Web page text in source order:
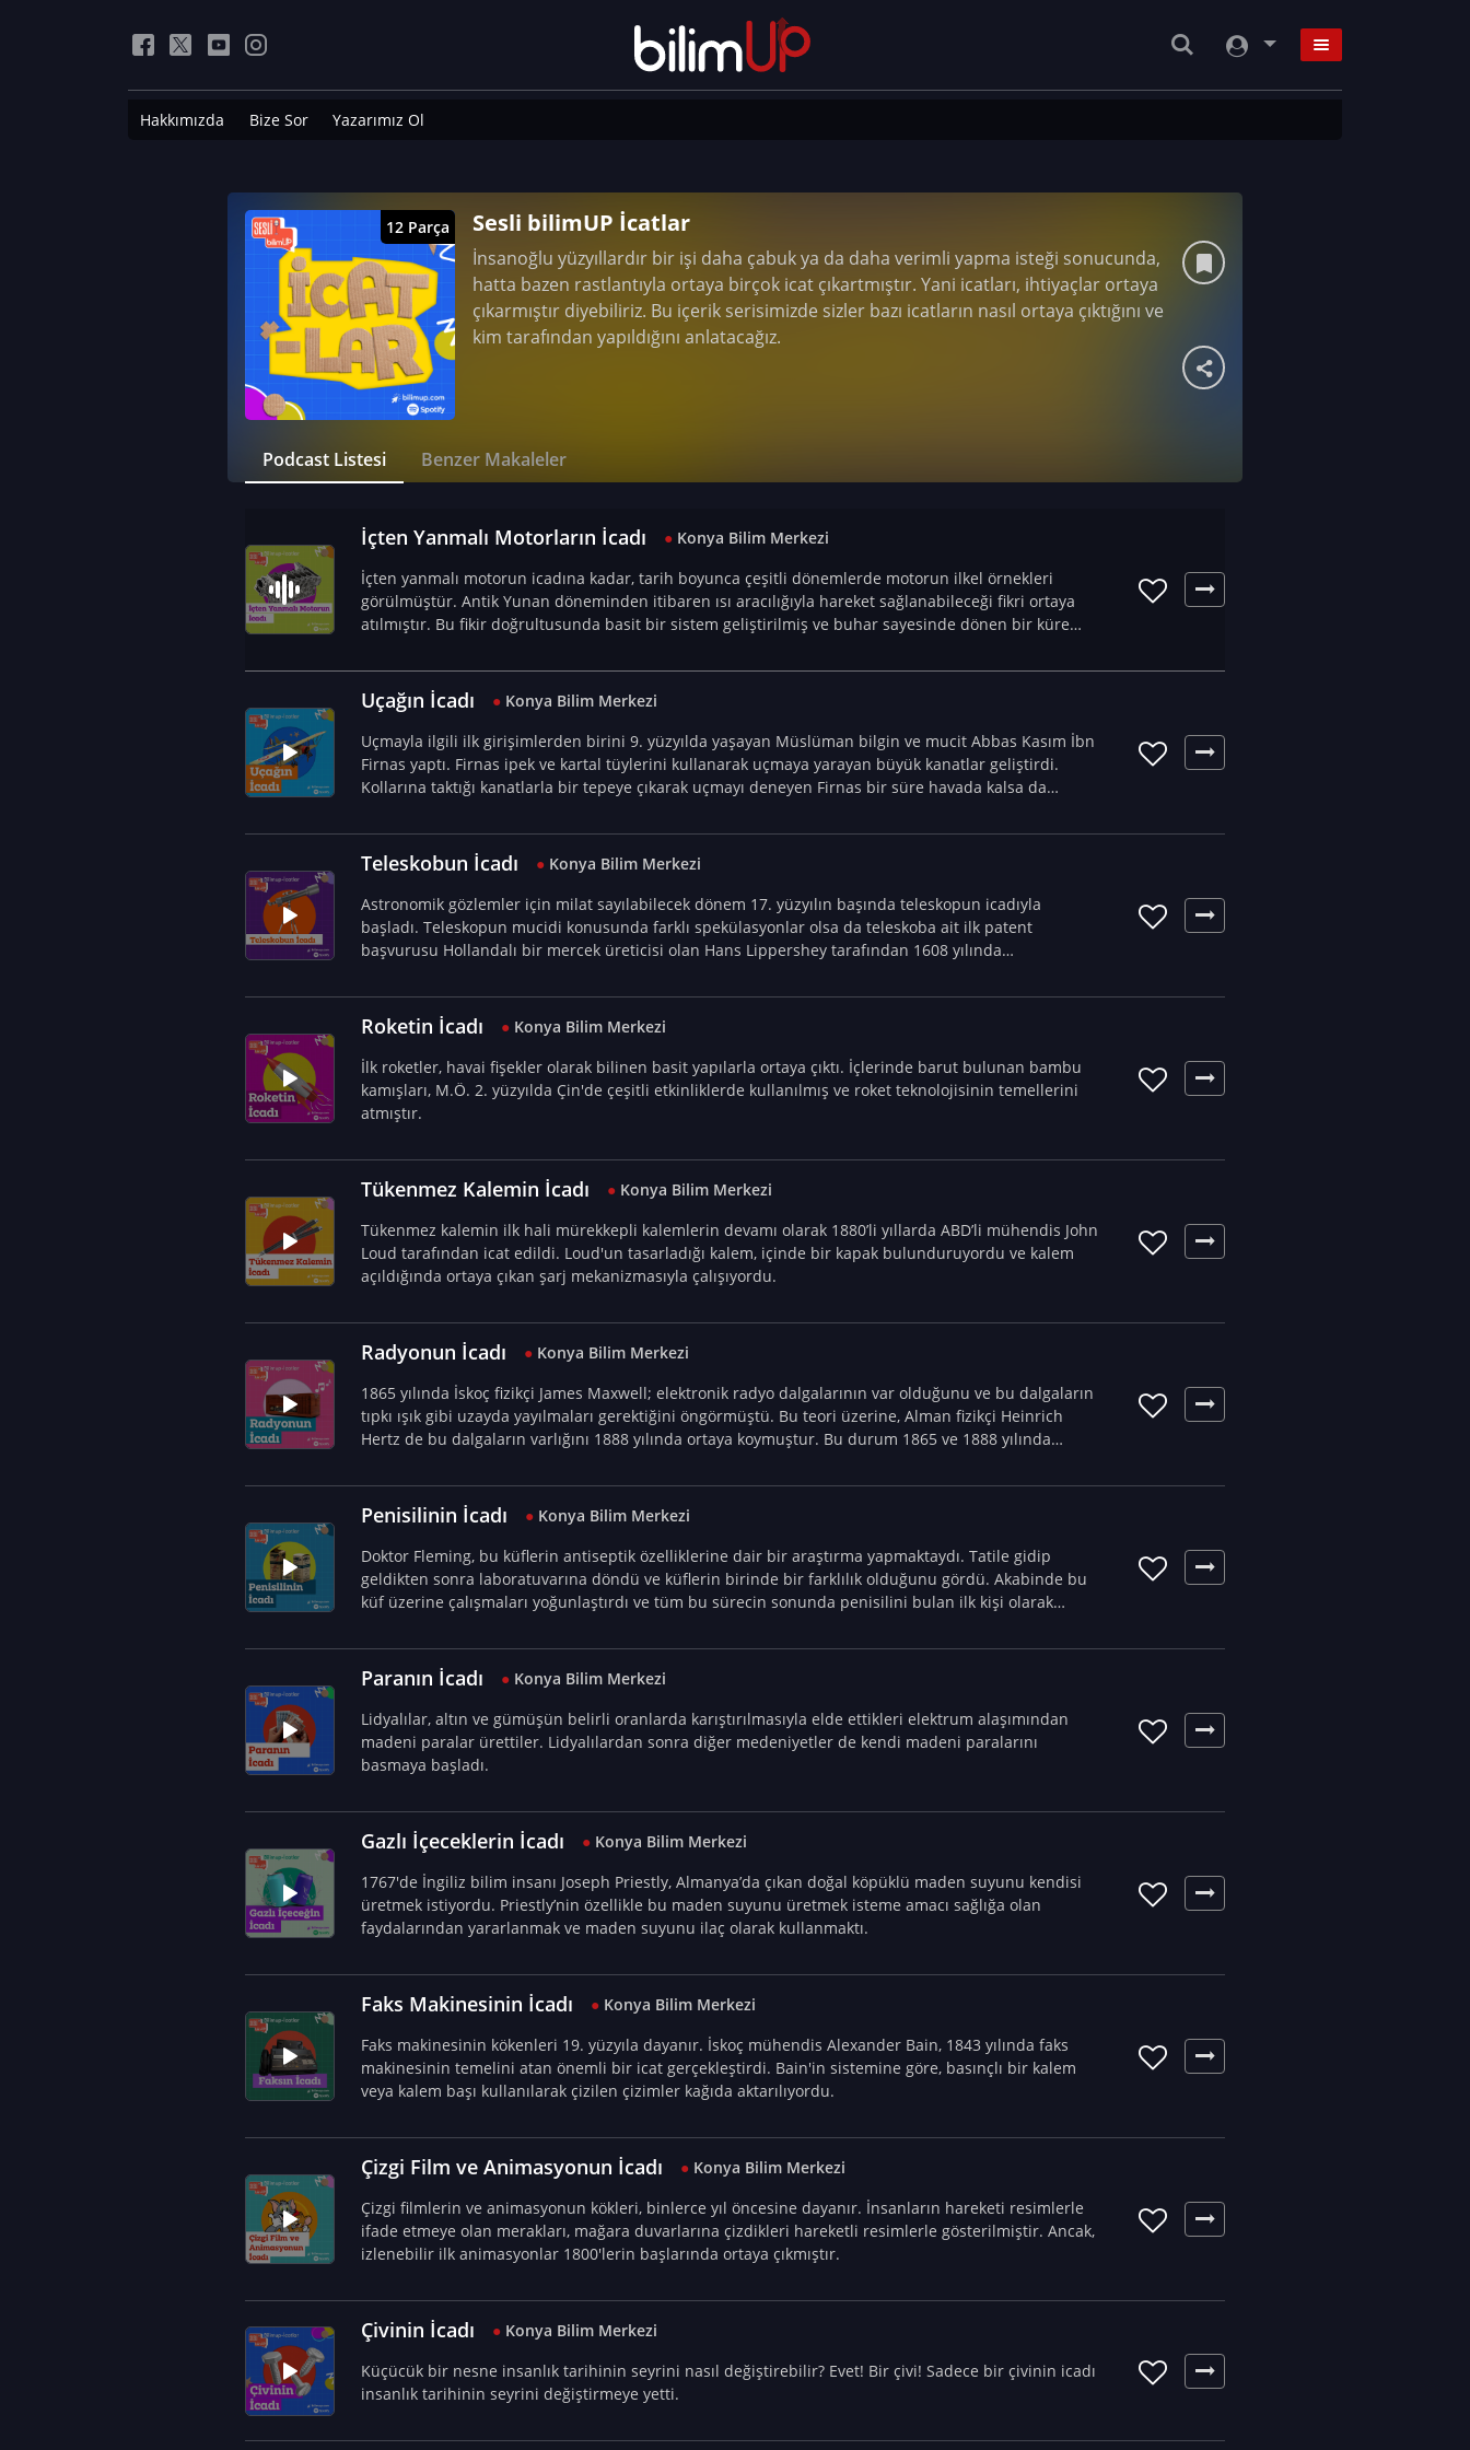
Hakkımızda Bize Sor Yazarımız Ol
12 Parça Sesli bilimUP İcatlar
İnsanoğlu yüzyıllardır bir işi daha çabuk ya da daha verimli yapma isteği sonucunda,
hatta bazen rastlantıyla ortaya birçok icat çıkartmıştır. Yani icatları, ihtiyaçlar ortaya
çıkarmıştır diyebiliriz. Bu içerik serisimizde sizler bazı icatların nasıl ortaya çıktığını ve
kim tarafından yapıldığını anlatacağız.
Podcast Listesi Benzer Makaleler
İçten Yanmalı Motorların İcadı ● Konya Bilim Merkezi
İçten yanmalı motorun icadına kadar, tarih boyunca çeşitli dönemlerde motorun ilkel örnekleri
görülmüştür. Antik Yunan döneminden itibaren ısı aracılığıyla hareket sağlanabileceği fikri ortaya
atılmıştır. Bu fikir doğrultusunda basit bir sistem geliştirilmiş ve buhar sayesinde dönen bir küre
Uçağın İcadı ● Konya Bilim Merkezi
Uçmayla ilgili ilk girişimlerden birini 9. yüzyılda yaşayan Müslüman bilgin ve mucit Abbas Kasım İbn
Firnas yaptı. Firnas ipek ve kartal tüylerini kullanarak uçmaya yarayan büyük kanatlar geliştirdi.
Kollarına taktığı kanatlarla bir tepeye çıkarak uçmayı deneyen Firnas bir süre havada kalsa da
Teleskobun İcadı ● Konya Bilim Merkezi
Astronomik gözlemler için milat sayılabilecek dönem 17. yüzyılın başında teleskopun icadıyla
başladı. Teleskopun mucidi konusunda farklı spekülasyonlar olsa da teleskoba ait ilk patent
başvurusu Hollandalı bir mercek üreticisi olan Hans Lippershey tarafından 1608 yılında
Roketin İcadı ● Konya Bilim Merkezi
İlk roketler, havai fişekler olarak bilinen basit yapılarla ortaya çıktı. İçlerinde barut bulunan bambu
kamışları, M.Ö. 2. yüzyılda Çin'de çeşitli etkinliklerde kullanılmış ve roket teknolojisinin temellerini
atmıştır.
Tükenmez Kalemin İcadı ● Konya Bilim Merkezi
Tükenmez kalemin ilk hali mürekkepli kalemlerin devamı olarak 1880’li yıllarda ABD’li mühendis John
Loud tarafından icat edildi. Loud'un tasarladığı kalem, içinde bir kapak bulunduruyordu ve kalem
açıldığında ortaya çıkan şarj mekanizmasıyla çalışıyordu.
Radyonun İcadı ● Konya Bilim Merkezi
1865 yılında İskoç fizikçi James Maxwell; elektronik radyo dalgalarının var olduğunu ve bu dalgaların
tıpkı ışık gibi uzayda yayılmaları gerektiğini öngörmüştü. Bu teori üzerine, Alman fizikçi Heinrich
Hertz de bu dalgaların varlığını 1888 yılında ortaya koymuştur. Bu durum 1865 ve 1888 yılında
Penisilinin İcadı ● Konya Bilim Merkezi
Doktor Fleming, bu küflerin antiseptik özelliklerine dair bir araştırma yapmaktaydı. Tatile gidip
geldikten sonra laboratuvarına döndü ve küflerin birinde bir farklılık olduğunu gördü. Akabinde bu
küf üzerine çalışmaları yoğunlaştırdı ve tüm bu sürecin sonunda penisilini bulan ilk kişi olarak
Paranın İcadı ● Konya Bilim Merkezi
Lidyalılar, altın ve gümüşün belirli oranlarda karıştırılmasıyla elde ettikleri elektrum alaşımından
madeni paralar ürettiler. Lidyalılardan sonra diğer medeniyetler de kendi madeni paralarını
basmaya başladı.
Gazlı İçeceklerin İcadı ● Konya Bilim Merkezi
1767'de İngiliz bilim insanı Joseph Priestly, Almanya’da çıkan doğal köpüklü maden suyunu kendisi
üretmek istiyordu. Priestly’nin özellikle bu maden suyunu üretmek isteme amacı sağlığa olan
faydalarından yararlanmak ve maden suyunu ilaç olarak kullanmaktı.
Faks Makinesinin İcadı ● Konya Bilim Merkezi
Faks makinesinin kökenleri 19. yüzyıla dayanır. İskoç mühendis Alexander Bain, 1843 yılında faks
makinesinin temelini atan önemli bir icat gerçekleştirdi. Bain'in sistemine göre, basınçlı bir kalem
veya kalem başı kullanılarak çizilen çizimler kağıda aktarılıyordu.
Çizgi Film ve Animasyonun İcadı ● Konya Bilim Merkezi
Çizgi filmlerin ve animasyonun kökleri, binlerce yıl öncesine dayanır. İnsanların hareketi resimlerle
ifade etmeye olan merakları, mağara duvarlarına çizdikleri hareketli resimlerle gösterilmiştir. Ancak,
izlenebilir ilk animasyonlar 1800'lerin başlarında ortaya çıkmıştır.
Çivinin İcadı ● Konya Bilim Merkezi
Küçücük bir nesne insanlık tarihinin seyrini nasıl değiştirebilir? Evet! Bir çivi! Sadece bir çivinin icadı
insanlık tarihinin seyrini değiştirmeye yetti.